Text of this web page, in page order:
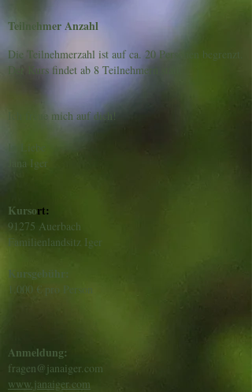
Teilnehmer Anzahl
Die Teilnehmerzahl ist auf ca. 20 Personen begrenzt.
Der Kurs findet ab 8 Teilnehmern statt.
Ich freue mich auf dich!
In Liebe
Jana Iger
Kursort:
91275 Auerbach
Familienlandsitz Iger
Kursgebühr:
1.000 € pro Person
Anmeldung:
fragen@janaiger.com
www.janaiger.com